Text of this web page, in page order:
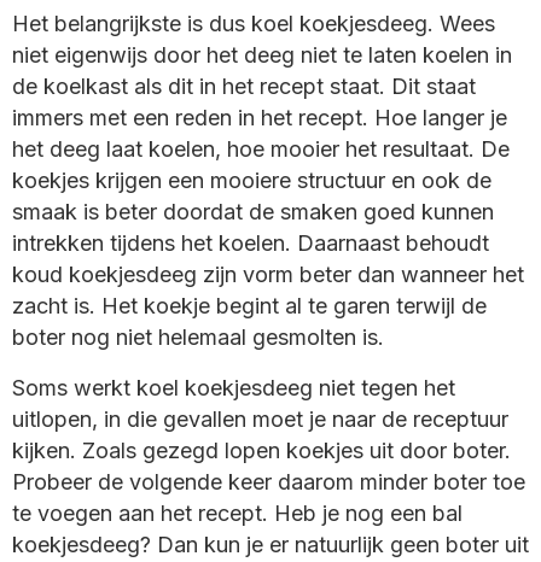
Het belangrijkste is dus koel koekjesdeeg. Wees
niet eigenwijs door het deeg niet te laten koelen in
de koelkast als dit in het recept staat. Dit staat
immers met een reden in het recept. Hoe langer je
het deeg laat koelen, hoe mooier het resultaat. De
koekjes krijgen een mooiere structuur en ook de
smaak is beter doordat de smaken goed kunnen
intrekken tijdens het koelen. Daarnaast behoudt
koud koekjesdeeg zijn vorm beter dan wanneer het
zacht is. Het koekje begint al te garen terwijl de
boter nog niet helemaal gesmolten is.
Soms werkt koel koekjesdeeg niet tegen het
uitlopen, in die gevallen moet je naar de receptuur
kijken. Zoals gezegd lopen koekjes uit door boter.
Probeer de volgende keer daarom minder boter toe
te voegen aan het recept. Heb je nog een bal
koekjesdeeg? Dan kun je er natuurlijk geen boter uit